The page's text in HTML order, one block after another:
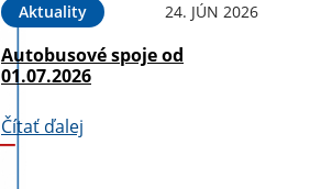
Aktuality 24. JÚN 2026
Autobusové spoje od
01.07.2026
Čítať ďalej